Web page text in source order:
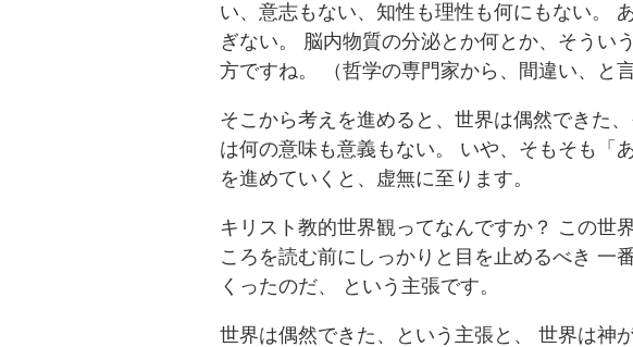
い、意志もない、知性も理性も何にもない。
ぎない。 脳内物質の分泌とか何とか、そうい
方ですね。 （哲学の専門家から、間違い、と
そこから考えを進めると、世界は偶然できた
は何の意味も意義もない。 いや、そもそも「
を進めていくと、虚無に至ります。
キリスト教的世界観ってなんですか？ この世
ころを読む前にしっかりと目を止めるべき 一
くったのだ、 という主張です。
世界は偶然できた、という主張と、 世界は神